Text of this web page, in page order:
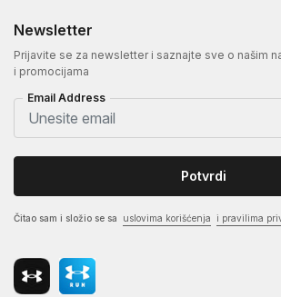
Newsletter
Prijavite se za newsletter i saznajte sve o našim
i promocijama
Email Address
Potvrdi
Čitao sam i složio se sa uslovima korišćenja i pravilima